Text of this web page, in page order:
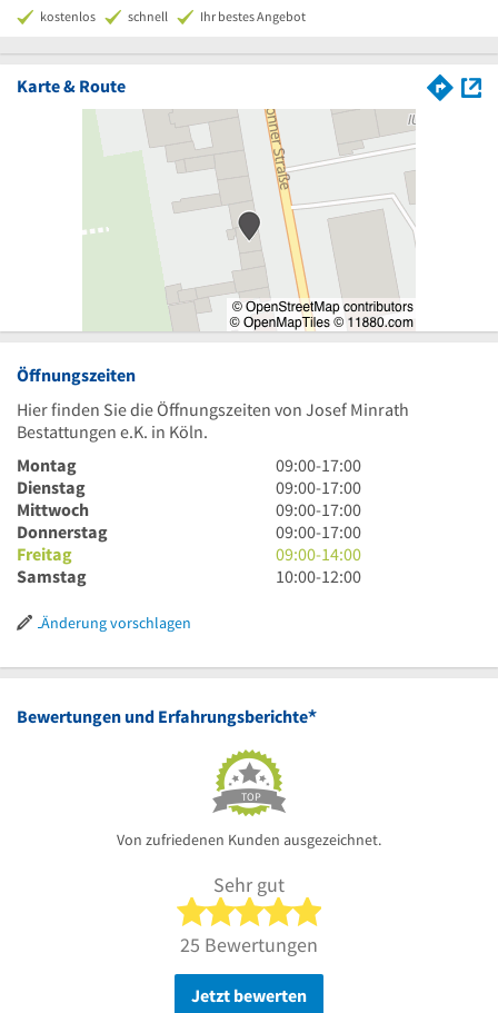
kostenlos schnell Ihr bestes Angebot
Karte & Route
Öffnungszeiten
Hier finden Sie die Öffnungszeiten von Josef Minrath
Bestattungen e.K. in Köln.
Montag
9
Uhr
bis
17
Uhr
09:00-17:00
Dienstag
9
Uhr
bis
17
Uhr
09:00-17:00
Mittwoch
9
Uhr
bis
17
09:00-17:00
Donnerstag
9
Uhr
bis
09:00-17:00
Freitag
9
Uhr
09:00-14:00
Samstag
10
Uhr
10:00-12:00
Änderung vorschlagen
Bewertungen und Erfahrungsberichte*
TOP
Von zufriedenen Kunden ausgezeichnet.
Sehr gut
5 von 5 Sternen
25 Bewertungen
Jetzt bewerten